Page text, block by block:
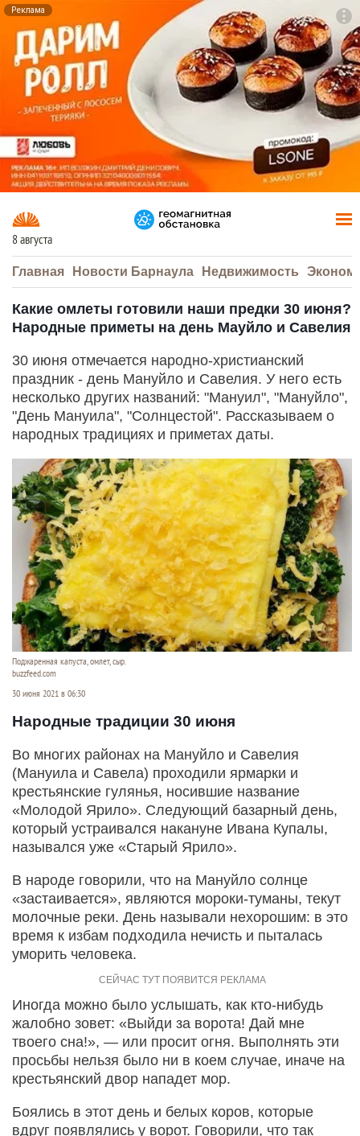
Реклама
8 августа
Главная Новости Барнаула Недвижимость
Какие омлеты готовили наши предки 30 июня?
Народные приметы на день Мауйло и Савелия
30 июня отмечается народно-христианский
праздник - день Мануйло и Савелия. У него есть
несколько других названий: "Мануил", "Мануйло",
"День Мануила", "Солнцестой". Рассказываем о
народных традициях и приметах даты.
Поджаренная капуста, омлет, сыр.
buzzfeed.com
30 июня 2021 в 06:30
Народные традиции 30 июня
Во многих районах на Мануйло и Савелия
(Мануила и Савела) проходили ярмарки и
крестьянские гулянья, носившие название
«Молодой Ярило». Следующий базарный день,
который устраивался накануне Ивана Купалы,
назывался уже «Старый Ярило».
В народе говорили, что на Мануйло солнце
«застаивается», являются мороки-туманы, текут
молочные реки. День называли нехорошим: в это
время к избам подходила нечисть и пыталась
уморить человека.
Иногда можно было услышать, как кто-нибудь
жалобно зовет: «Выйди за ворота! Дай мне
твоего сна!», — или просит огня. Выполнять эти
просьбы нельзя было ни в коем случае, иначе на
крестьянский двор нападет мор.
Боялись в этот день и белых коров, которые
вдруг появлялись у ворот. Говорили, что так